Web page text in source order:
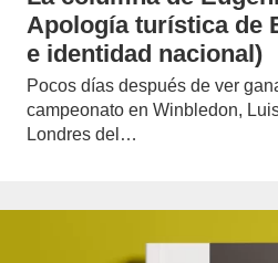
Apología turística de
e identidad nacional)
Pocos días después de ver
campeonato en Winbledon,
Londres del…